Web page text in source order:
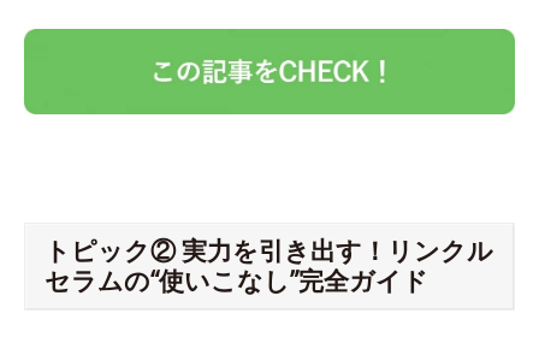
トピック② 実力を引き出す！リンクル
セラムの“使いこなし”完全ガイド